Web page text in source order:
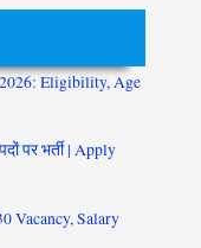
2026: Eligibility, Age
पर भर्ती | Apply
Vacancy, Salary